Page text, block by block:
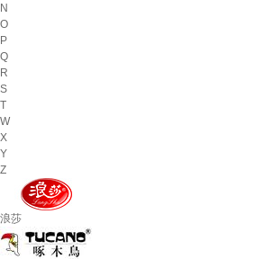
N
O
P
Q
R
S
T
W
X
Y
Z
浪莎